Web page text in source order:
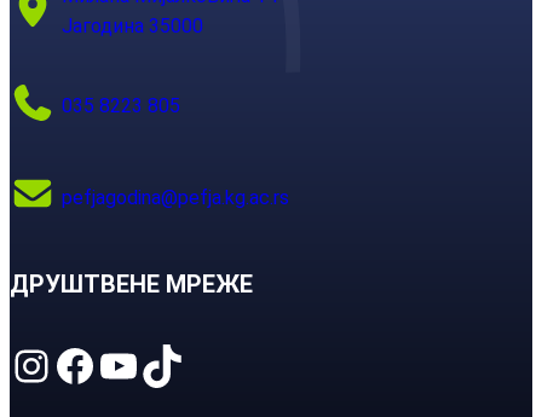
Јагодина 35000
035 8223 805
pefjagodina@pefja.kg.ac.rs
ДРУШТВЕНЕ МРЕЖЕ
Instagram Facebook YouTube TikTok